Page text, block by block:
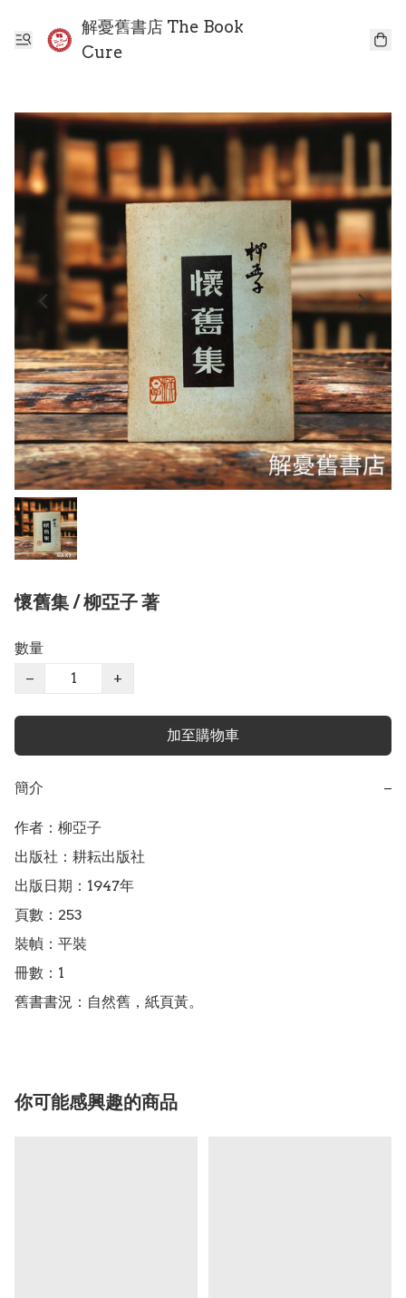
解憂舊書店 The Book
Cure
懷舊集 / 柳亞子 著
數量
−
+
加至購物車
簡介 −
作者：柳亞子
出版社：耕耘出版社
出版日期：1947年
頁數：253
裝幀：平裝
冊數：1
舊書書況：自然舊，紙頁黃。
你可能感興趣的商品